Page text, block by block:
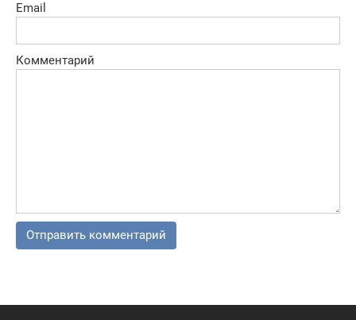
Email
Комментарий